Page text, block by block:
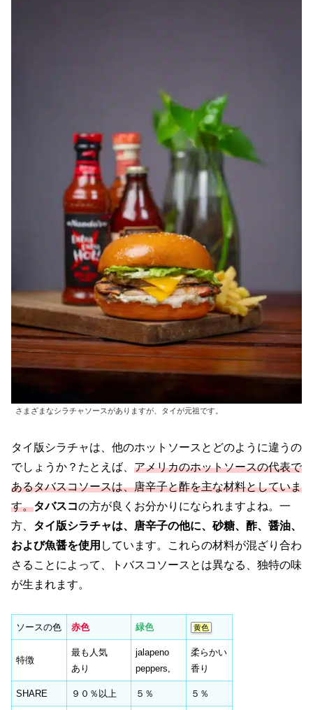
さまざまなシラチャソースがありますが、タイが元祖です。
タイ版シラチャは、他のホットソースとどのように違うの
でしょうか？たとえば、 アメリカのホットソースの代表で
あるタバスコソースは、唐辛子と酢を主な材料としていま
す。タバスコの方が良くお分かりになられますよね。一
方、 タイ版シラチャは、唐辛子の他に、砂糖、酢、醤油、
および魚醤を使用 しています。これらの材料が混ざり合わ
さることによって、トバスコソースとは異なる、独特の味
が生まれます。
ソースの色 赤色 緑色 黄色
特徴
最も人気
あり
jalapeno
peppers,
柔らかい
香り
SHARE ９０％以上 ５％ ５％